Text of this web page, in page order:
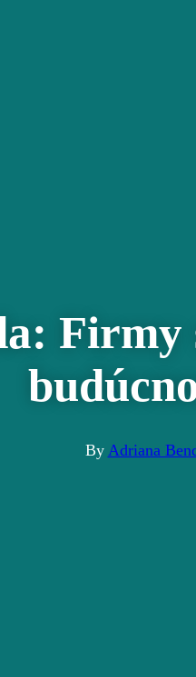
Firmy
By Adriana